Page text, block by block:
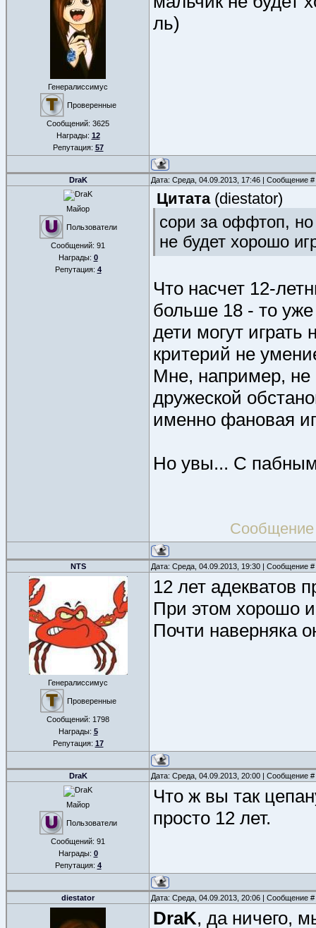
Генералиссимус
Проверенные
Сообщений: 3625
Награды: 12
Репутация: 57
ль)
DraK Дата: Среда, 04.09.2013, 17:46 | Сообщение #
Майор
Пользователи
Сообщений: 91
Награды: 0
Репутация: 4
Цитата(diestator)
сори за оффтоп,
не будет хорошо
Что насчет 12-
больше 18 - то
дети могут
критерий не
Мне, например, не
дружеской
именно фановая
Но увы... С
Сообщение
NTS Дата: Среда, 04.09.2013, 19:30 | Сообщение #
Генералиссимус
Проверенные
Сообщений: 1798
Награды: 5
Репутация: 17
12 лет адекватов
При этом хорошо
Почти наверняка
DraK Дата: Среда, 04.09.2013, 20:00 | Сообщение #
Майор
Пользователи
Сообщений: 91
Награды: 0
Репутация: 4
Что ж вы так
просто 12 лет.
diestator Дата: Среда, 04.09.2013, 20:06 | Сообщение #
DraK, да ничего,